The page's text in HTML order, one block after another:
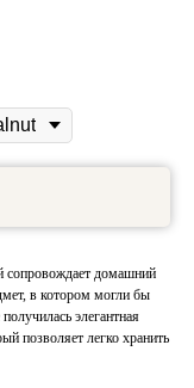
сопровождает домашний
в котором могли бы
элегантная
позволяет легко хранить